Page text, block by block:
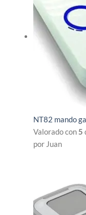
NT82 mando
Valorado con5
por Juan